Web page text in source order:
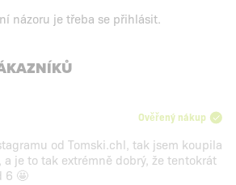
názoru je třeba se přihlásit.
Ověřený nákup
od Tomski.chl, tak jsem koupila
je to tak extrémně dobrý, že tentokrát
6 🤩